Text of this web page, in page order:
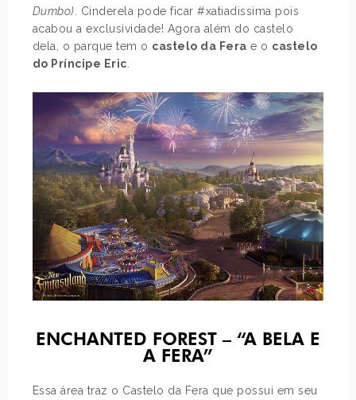
Dumbo) . Cinderela pode ficar #xatiadissima pois
acabou a exclusividade! Agora além do castelo
dela, o parque tem o castelo da Fera e o castelo
do Príncipe Eric
ENCHANTED FOREST – “A BELA E
A FERA”
Essa área traz o Castelo da Fera que possui em seu